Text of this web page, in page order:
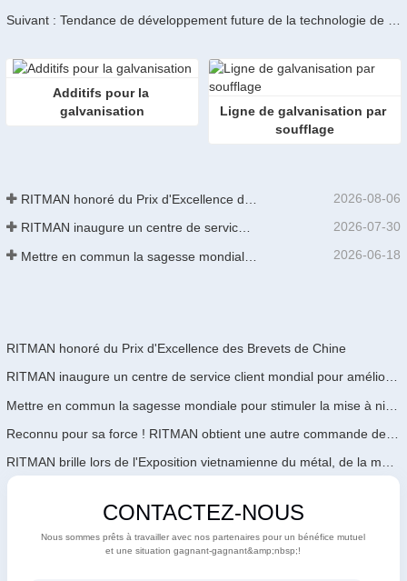
Additifs pour la
galvanisation
Ligne de galvanisation par
soufflage
2026-08-06
RITMAN inaugure un centre de service client mondial pour améliorer le support complet du cycle de vie des clients dans le monde entier 2026-07-30
2026-06-18
RITMAN honoré du Prix d'Excellence des Brevets de Chine
RITMAN inaugure un centre de service client mondial pour améliorer le support complet du cycle de vie des clients dans le monde entier
CONTACTEZ-NOUS
Nous sommes prêts à travailler avec nos partenaires pour un bénéfice mutuel
et une situation gagnant-gagnant&amp;nbsp;!